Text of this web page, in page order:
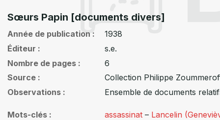
Sœurs Papin [documents divers]
Année de publication
1938
Éditeur
s.e.
Nombre de pages
6
Source
Collection Philippe
Observations
Ensemble de documents
Mots-clés assassinat – Lancelin